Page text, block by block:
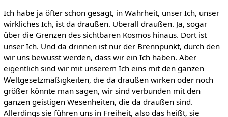
Ich habe ja öfter schon gesagt, in Wahrheit, unser Ich, unser
wirkliches Ich, ist da draußen. Überall draußen. Ja, sogar
über die Grenzen des sichtbaren Kosmos hinaus. Dort ist
unser Ich. Und da drinnen ist nur der Brennpunkt, durch den
wir uns bewusst werden, dass wir ein Ich haben. Aber
eigentlich sind wir mit unserem Ich eins mit den ganzen
Weltgesetzmäßigkeiten, die da draußen wirken oder noch
größer könnte man sagen, wir sind verbunden mit den
ganzen geistigen Wesenheiten, die da draußen sind.
Allerdings sie führen uns in Freiheit, also das heißt, sie